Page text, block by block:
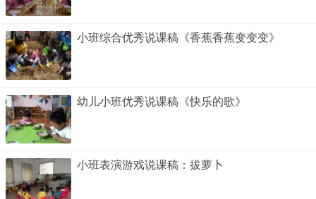
小班综合优秀说课稿《香蕉香蕉变变变》
幼儿小班优秀说课稿《快乐的歌》
小班表演游戏说课稿：拔萝卜